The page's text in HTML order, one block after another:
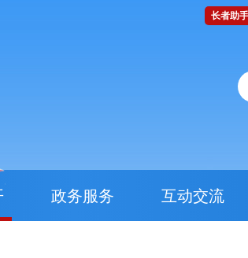
长者助手
政务服务 互动交流